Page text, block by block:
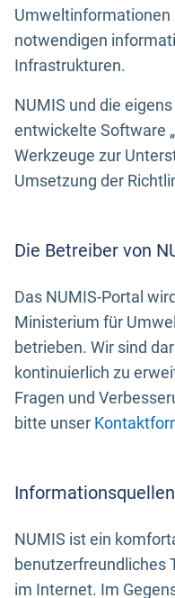
Umweltinformationen
notwendigen
Infrastrukturen.
NUMIS und die
entwickelte Software
Werkzeuge zur
Umsetzung der
Die Betreiber von
Das NUMIS-Portal
Ministerium für
betrieben. Wir sind
kontinuierlich zu
Fragen und
bitte unser
NUMIS ist ein
benutzerfreundliches
im Internet. Im